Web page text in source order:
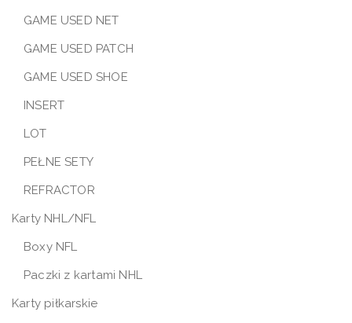
GAME USED NET
GAME USED PATCH
GAME USED SHOE
INSERT
LOT
PEŁNE SETY
REFRACTOR
Karty NHL/NFL
Boxy NFL
Paczki z kartami NHL
Karty piłkarskie